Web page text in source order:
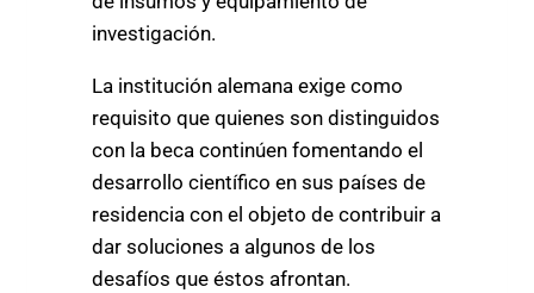
investigación.
La institución alemana exige como
requisito que quienes son distinguidos
con la beca continúen fomentando el
desarrollo científico en sus países de
residencia con el objeto de contribuir a
dar soluciones a algunos de los
desafíos que éstos afrontan.